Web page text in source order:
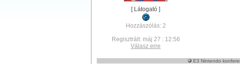
[ Látogató ]
Hozzászólás: 2
Regisztrált: máj 27 : 12:56
Válasz erre
E3 Nintendo